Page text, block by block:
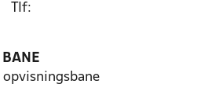
Tlf:
BANE